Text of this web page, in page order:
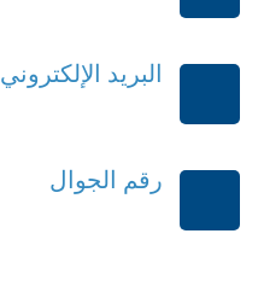
البريد الإلكتروني
رقم الجوال